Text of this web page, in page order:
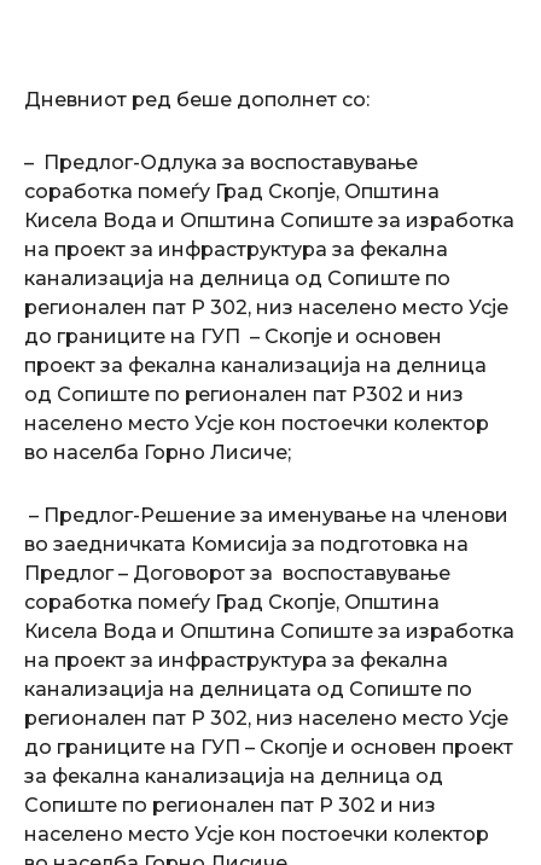
Дневниот ред беше дополнет со:
– Предлог-Одлука за воспоставување
соработка помеѓу Град Скопје, Општина
Кисела Вода и Општина Сопиште за изработка
на проект за инфраструктура за фекална
канализација на делница од Сопиште по
регионален пат Р 302, низ населено место Усје
до границите на ГУП – Скопје и основен
проект за фекална канализација на делница
од Сопиште по регионален пат Р302 и низ
населено место Усје кон постоечки колектор
во населба Горно Лисиче;
– Предлог-Решение за именување на членови
во заедничката Комисија за подготовка на
Предлог – Договорот за воспоставување
соработка помеѓу Град Скопје, Општина
Кисела Вода и Општина Сопиште за изработка
на проект за инфраструктура за фекална
канализација на делницата од Сопиште по
регионален пат Р 302, низ населено место Усје
до границите на ГУП – Скопје и основен проект
за фекална канализација на делница од
Сопиште по регионален пат Р 302 и низ
населено место Усје кон постоечки колектор